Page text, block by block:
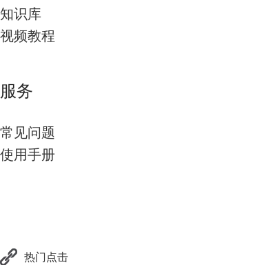
知识库
视频教程
服务
常见问题
使用手册
热门点击